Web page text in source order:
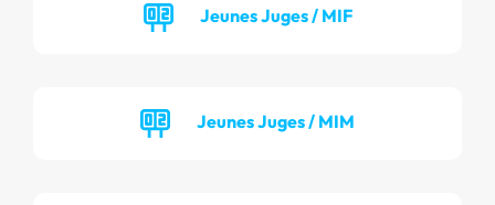
Jeunes Juges / MIF
Jeunes Juges / MIM